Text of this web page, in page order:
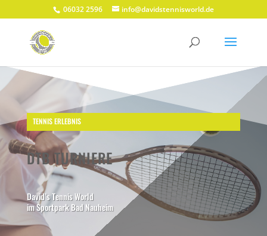
06032 2596 info@davidstennisworld.de
TENNIS ERLEBNIS
DTB TURNIERE
David’s Tennis World
im Sportpark Bad Nauheim